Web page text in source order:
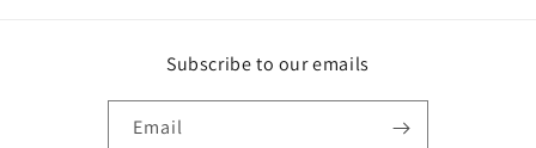
Subscribe to our emails
Email